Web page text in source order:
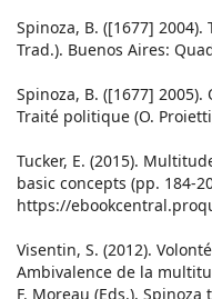
Spinoza, B. ([1677]
Trad.). Buenos Aires:
Spinoza, B. ([1677]
Traité politique (O.
Tucker, E. (2015).
basic concepts (pp. 184-
https://
Visentin, S. (2012).
Ambivalence de la
F. Moreau (Eds.),